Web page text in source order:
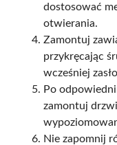
dostosować
otwierania.
Zamontuj
przykręcając
wcześniej
Po
zamontuj
Nie zapomnij